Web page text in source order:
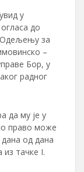
у
до
Одељењу за
–
Бор, у
радног
да му је у
право може
од дана
тачке I.